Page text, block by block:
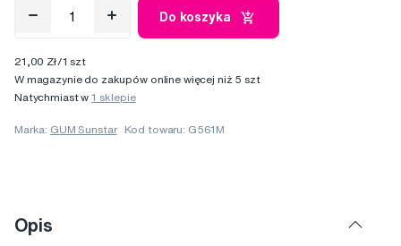
Do koszyka
21,00 Zł/1 szt
W magazynie do zakupów online więcej niż 5 szt
Natychmiast w1 sklepie
Marka: GUM Sunstar Kod towaru: G561M
Opis